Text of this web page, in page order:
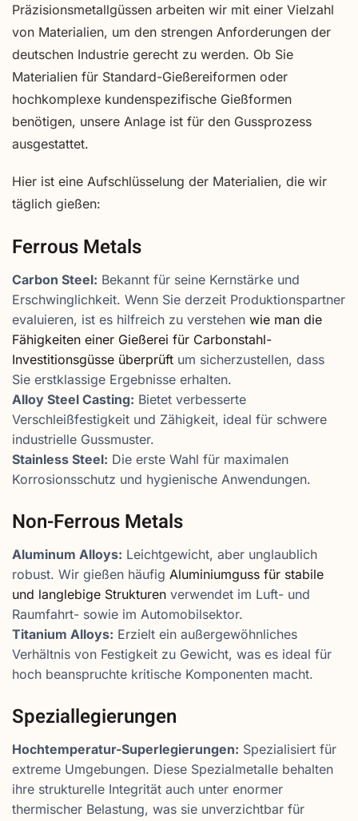
Präzisionsmetallgüssen arbeiten wir mit einer Vielzahl
von Materialien, um den strengen Anforderungen der
deutschen Industrie gerecht zu werden. Ob Sie
Materialien für Standard-Gießereiformen oder
hochkomplexe kundenspezifische Gießformen
benötigen, unsere Anlage ist für den Gussprozess
ausgestattet.
Hier ist eine Aufschlüsselung der Materialien, die wir
täglich gießen:
Ferrous Metals
Carbon Steel: Bekannt für seine Kernstärke und
Erschwinglichkeit. Wenn Sie derzeit Produktionspartner
evaluieren, ist es hilfreich zu verstehen wie man die
Fähigkeiten einer Gießerei für Carbonstahl-
Investitionsgüsse überprüft um sicherzustellen, dass
Sie erstklassige Ergebnisse erhalten.
Alloy Steel Casting: Bietet verbesserte
Verschleißfestigkeit und Zähigkeit, ideal für schwere
industrielle Gussmuster.
Stainless Steel: Die erste Wahl für maximalen
Korrosionsschutz und hygienische Anwendungen.
Non-Ferrous Metals
Aluminum Alloys: Leichtgewicht, aber unglaublich
robust. Wir gießen häufig Aluminiumguss für stabile
und langlebige Strukturen verwendet im Luft- und
Raumfahrt- sowie im Automobilsektor.
Titanium Alloys: Erzielt ein außergewöhnliches
Verhältnis von Festigkeit zu Gewicht, was es ideal für
hoch beanspruchte kritische Komponenten macht.
Speziallegierungen
Hochtemperatur-Superlegierungen: Spezialisiert für
extreme Umgebungen. Diese Spezialmetalle behalten
ihre strukturelle Integrität auch unter enormer
thermischer Belastung, was sie unverzichtbar für